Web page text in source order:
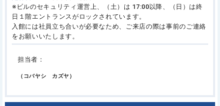
※ビルのセキュリティ運営上、（土）は 17:00以降、（日）は終
日１階エントランスがロックされています。
入館には社員立ち合いが必要なため、ご来店の際は事前のご連絡
をお願いいたします。
担当者：
（コバヤシ カズヤ）